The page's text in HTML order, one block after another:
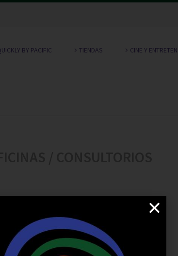
BY PACIFIC TIENDAS CINE Y